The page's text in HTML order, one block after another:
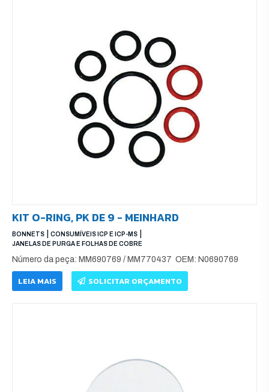
KIT O-RING, PK DE 9 - MEINHARD
BONNETS CONSUMÍVEIS ICP E ICP-MS
JANELAS DE PURGA E FOLHAS DE COBRE
Número da peça: MM690769 / MM770437 OEM: N0690769
LEIA MAIS SOLICITAR ORÇAMENTO